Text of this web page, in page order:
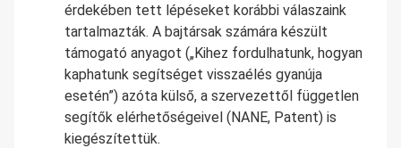
érdekében tett lépéseket korábbi válaszaink
tartalmazták. A bajtársak számára készült
támogató anyagot („Kihez fordulhatunk, hogyan
kaphatunk segítséget visszaélés gyanúja
esetén”) azóta külső, a szervezettől független
segítők elérhetőségeivel (NANE, Patent) is
kiegészítettük.